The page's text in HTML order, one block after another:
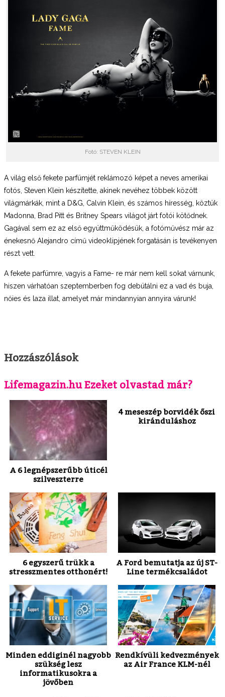
Fotó: STEVEN KLEIN
A világ első fekete parfümjét reklámozó képet a neves amerikai
fotós, Steven Klein készítette, akinek nevéhez többek között
világmárkák, mint a D&G, Calvin Klein, és számos híresség, köztük
Madonna, Brad Pitt és Britney Spears világot járt fotói kötődnek.
Gagával sem ez az első együttműködésük, a fotóművész már az
énekesnő Alejandro című videoklipjének forgatásán is tevékenyen
részt vett.
A fekete parfümre, vagyis a Fame- re már nem kell sokat várnunk,
hiszen várhatóan szeptemberben fog debütálni ez a vad és buja,
nőies és laza illat, amelyet már mindannyian annyira várunk!
Hozzászólások
Lifemagazin.hu Ezeket olvastad már?
A 6 legnépszerűbb úticél
szilveszterre
4 meseszép borvidék őszi
kiránduláshoz
6 egyszerű trükk a
stresszmentes otthonért!
A Ford bemutatja az új ST-
Line termékcsaládot
Minden eddiginél nagyobb
szükség lesz
informatikusokra a
jövőben
Rendkívüli kedvezmények
az Air France KLM-nél